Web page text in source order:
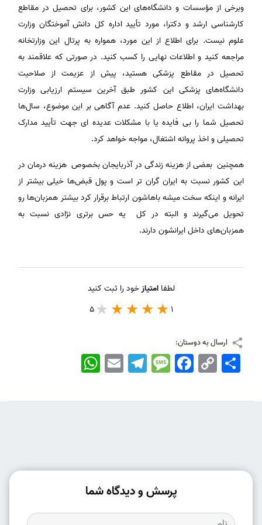
وبرخی از مؤسسات و دانشگاه‌های این کشور، برای تحصیل در مقاطع
کارشناسی ارشد و دکترا، مورد تأیید اداره کل دانش آموختگان وزارت
علوم نیست. برای اطلاع از این مورد، همواره به پرتال این وزارتخانه
مراجعه کنید و اطلاعات نهایی را کسب کنید. در صورتی که علاقمند به
تحصیل در مقاطع پزشکی هستید، پیش از عزیمت از صلاحیت
دانشگاه‌های پزشکی این کشور طبق آخرین سیستم ارزیابی وزارت
بهداشت ایران، اطلاع حاصل کنید. عدم آگاهی بر این موضوع، سال‌ها
تحصیل شما را بی فایده یا با مشکلات عدیده ای جهت تأیید مدارک
تحصیلی و اخذ پروانه اشتغال، مواجه خواهد کرد.
همچنین بعضی از هزینه زندگی در آذربایجان بخصوص هزینه درمان در
این کشور نسبت به ایران گران تر است و پول قبض‌ها خیلی بیشتر از
ایرانه و اینکه سخت میشه باهاشون ارتباط برقرار کرد بیشتر همزبان‌ها رو
تحویل می‌گیرند و البته در کل یه حس برتری نژادی نسبت به
همزبان‌های داخل ایرانشون دارند.
لطفاامتیازخود را ثبت کنید
1
5
ارسال به دوستان:
WhatsApp EmailTelegramMessageFacebook Copy
Link
اشتراک
پرسش و دیدگاه شما